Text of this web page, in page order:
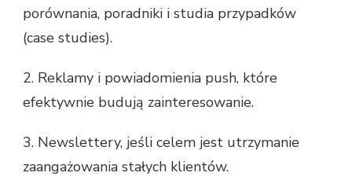
porównania, poradniki i studia przypadków
(case studies).
2. Reklamy i powiadomienia push, które
efektywnie budują zainteresowanie.
3. Newslettery, jeśli celem jest utrzymanie
zaangażowania stałych klientów.